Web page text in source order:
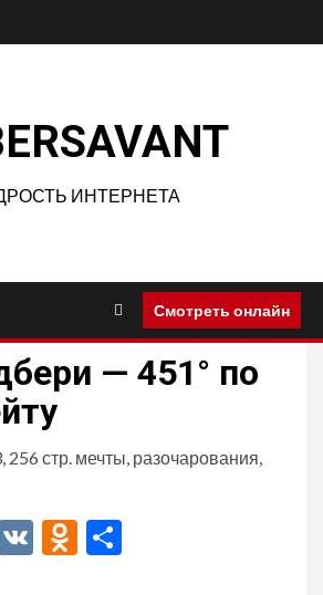
ИНТЕРНЕТА
Смотреть онлайн
— 451° по
256 стр. мечты, разочарования,
VK Odnoklassniki